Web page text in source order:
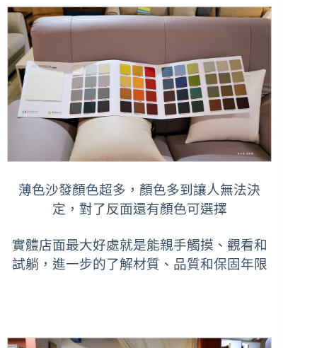
薄色沙發顏色超多，顏色多到讓人無法決
定，對了反面還有顏色可選擇
實體店面最大好處就是能親手觸摸、觀看和
試躺，進一步的了解材質、品質和保固年限